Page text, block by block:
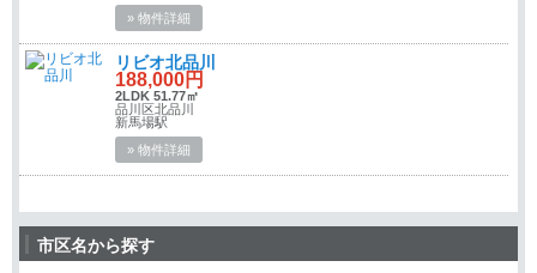
» 物件詳細
リビオ北品川
188,000円
2LDK 51.77㎡
品川区北品川
新馬場駅
» 物件詳細
市区名から探す